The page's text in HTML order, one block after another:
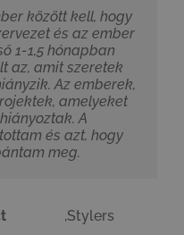
között kell, hogy
és az ember
1-1,5 hónapban
az, amit szeretek
Az emberek,
amelyeket
A
és azt, hogy
meg.
,Stylers